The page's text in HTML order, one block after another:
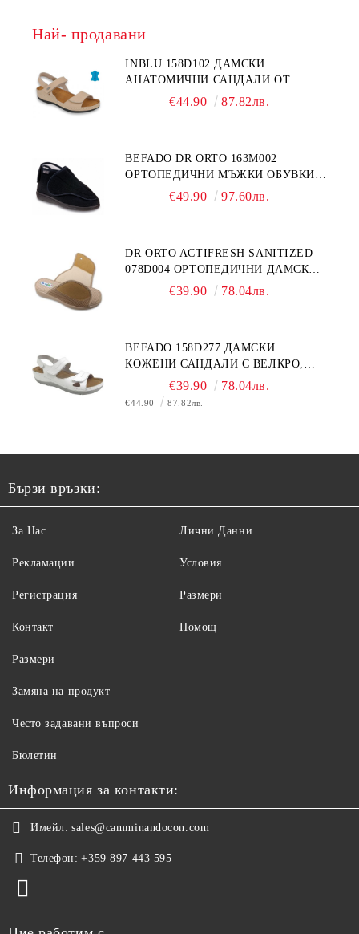
Най- продавани
INBLU 158D102 ДАМСКИ
АНАТОМИЧНИ САНДАЛИ ОТ
ЕСТЕСТВЕНА КОЖА, БЕЖОВИ
€44.90 87.82лв.
BEFADO DR ORTO 163M002
ОРТОПЕДИЧНИ МЪЖКИ ОБУВКИ
ЗА ГИПСИРАН ИЛИ СВРЪХ
€49.90 97.60лв.
DR ORTO ACTIFRESH SANITIZED
078D004 ОРТОПЕДИЧНИ ДАМСКИ
ЧЕХЛИ ЗА МНОГО ОТЕКЪЛ КРАК,
€39.90 78.04лв.
BEFADO 158D277 ДАМСКИ
КОЖЕНИ САНДАЛИ С ВЕЛКРО,
€39.90 78.04лв.
€44.90 87.82лв.
Бързи връзки:
За Нас
Рекламации
Регистрация
Контакт
Лични Данни
Условия
Размери
Помощ
Размери
Замяна на продукт
Често задавани въпроси
Бюлетин
Информация за контакти:
Имейл: sales@camminandocon.com
Телефон: +359 897 443 595